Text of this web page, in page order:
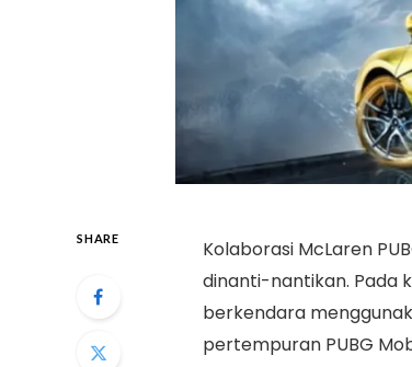
SHARE
Kolaborasi McLaren
dinanti-nantikan. Pada
berkendara
pertempuran PUBG